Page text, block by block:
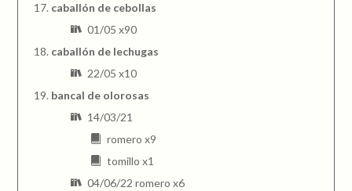
caballón de cebollas
01/05 x90
caballón de lechugas
22/05 x10
bancal de olorosas
14/03/21
romero x9
tomillo x1
04/06/22 romero x6